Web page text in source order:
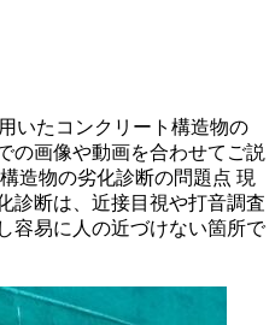
いたコンクリート構造物の
の画像や動画を合わせてご説
造物の劣化診断の問題点 現
診断は、近接目視や打音調査
容易に人の近づけない箇所で